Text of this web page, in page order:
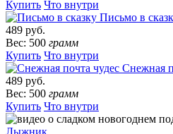
Купить Что внутри
Письмо в
489 руб.
Вес: 500 грамм
Купить Что внутри
Снежная
489 руб.
Вес: 500 грамм
Купить Что внутри
Лыжник